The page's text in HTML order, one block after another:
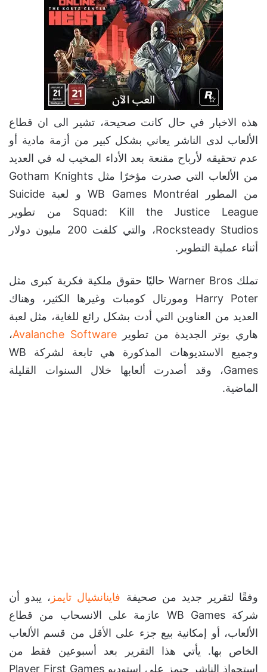
هذه الاخبار في حال كانت صحيحة، تشير الى ان قطاع
الألعاب لدى الناشر يعاني بشكل كبير من أزمة مادية أو
عدم تحقيقه لأرباح مقنعة بعد الأداء المخيب له في العديد
من الألعاب التي صدرت مؤخرًا مثل Gotham Knights
من المطور WB Games Montréal و لعبة Suicide
Squad: Kill the Justice League من تطوير
Rocksteady Studios، والتي كلفت 200 مليون دولار
أثناء عملية التطوير.
تملك Warner Bros حاليًا حقوق ملكية فكرية كبرى مثل
Harry Poter ومورتال كومبات وغيرها الكثير، وهناك
العديد من العناوين التي أدت بشكل رائع للغاية، مثل لعبة
هاري بوتر الجديدة من تطويرAvalanche Software
وجميع الاستديوهات المذكورة هي تابعة لشركة WB
Games، وقد أصدرت ألعابها خلال السنوات القليلة
الماضية.
وفقًا لتقرير جديد من صحيفة فاينانشيال تايمز
، يبدو أن
شركة WB Games عازمة على الانسحاب من قطاع
الألعاب، أو إمكانية بيع جزء على الأقل من قسم الألعاب
الخاص بها. يأتي هذا التقرير بعد أسبوعين فقط من
استحواذ الناشر جيمز على استوديو Player First Games